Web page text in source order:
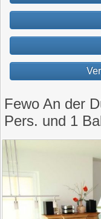
Fewo An der
Pers. und 1